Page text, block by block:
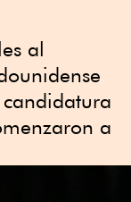
al
a